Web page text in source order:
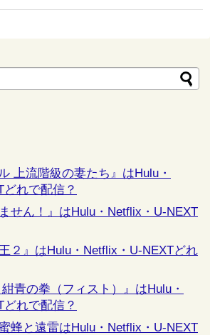
上流階級の妻たち』はHulu・
れで配信？
せん！』はHulu・Netflix・U-NEXT
２』はHulu・Netflix・U-NEXTどれ
紺青の拳（フィスト）』はHulu・
れで配信？
蜂と遠雷はHulu・Netflix・U-NEXT